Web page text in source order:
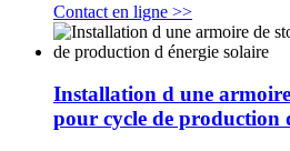
Contact en ligne >>
Installation d une
pour cycle de production